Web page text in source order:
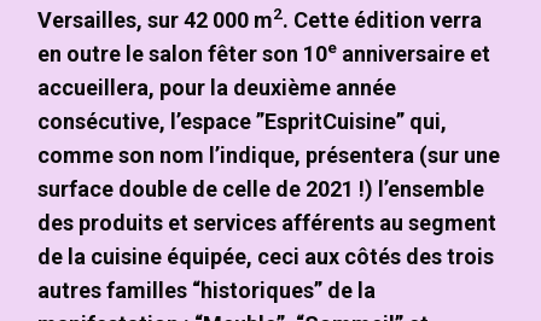
Versailles, sur 42 000 m2. Cette édition verra
en outre le salon fêter son 10e anniversaire et
accueillera, pour la deuxième année
consécutive, l’espace ”EspritCuisine” qui,
comme son nom l’indique, présentera (sur une
surface double de celle de 2021 !) l’ensemble
des produits et services afférents au segment
de la cuisine équipée, ceci aux côtés des trois
autres familles “historiques” de la